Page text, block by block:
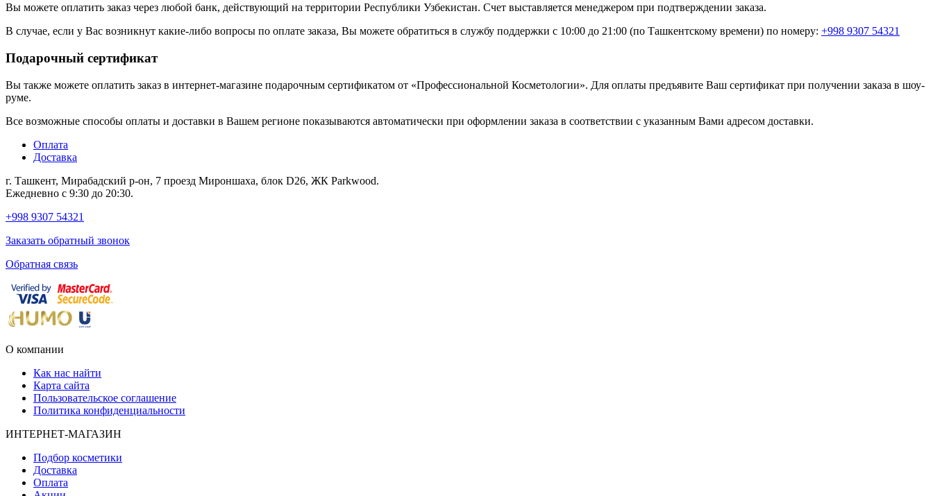
Вы можете оплатить заказ через любой банк, действующий на территории Республики Узбекистан. Счет выставляется менеджером при подтверждении заказа.
В случае, если у Вас возникнут какие-либо вопросы по оплате заказа, Вы можете обратиться в службу поддержки с 10:00 до 21:00 (по Ташкентскому времени) по номеру: +998 9307 54321
Подарочный сертификат
Вы также можете оплатить заказ в интернет-магазине подарочным сертификатом от «‎Профессиональной Косметологии». Для оплаты предъявите Ваш сертификат при получении заказа в шоу-
руме.‎
Все возможные способы оплаты и доставки в Вашем регионе показываются автоматически при оформлении заказа в соответствии с указанным Вами адресом доставки.
Оплата
Доставка
г. Ташкент, Мирабадский р-он, 7 проезд Мироншаха, блок D26, ЖК Раrkwood.
Ежедневно с 9:30 до 20:30.
+998 9307 54321
Заказать обратный звонок
Обратная связь
О компании
Как нас найти
Карта сайта
Пользовательское соглашение
Политика конфиденциальности
ИНТЕРНЕТ-МАГАЗИН
Подбор косметики
Доставка
Оплата